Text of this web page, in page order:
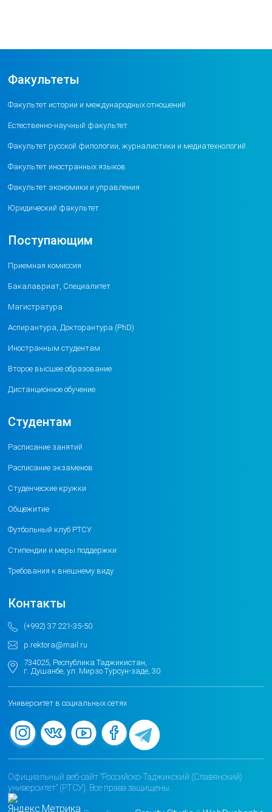
Факультеты
Факультет истории и международных отношений
Естественно-научный факультет
Факультет русской филологии, журналистики и медиатехнологий
Факультет иностранных языков
Факультет экономики и управления
Юридический факультет
Поступающим
Приемная комиссия
Бакалавриат, Специалитет
Магистратура
Аспирантура, Докторантура (PhD)
Иностранным студентам
Второе высшее образование
Дистанционное обучение
Студентам
Расписание занятий
Расписание экзаменов
Студенческие кружки
Общежитие
Футбольный клуб РТСУ
Стипендии и меры поддержки
Требования к внешнему виду
Контакты
(+992) 37 221-35-50
p.rektora@mail.ru
734025, Республика Таджикистан,
г. Душанбе, ул. Мирзо Турсун-заде, 30
Университет в социальных сетях
Официальный веб-сайт "Российско-Таджикский (Славянский)
университет" (РТСУ). Все права защищены.